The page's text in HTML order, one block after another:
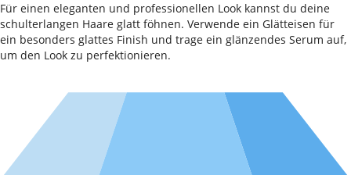
Für einen eleganten und professionellen Look kannst du deine
schulterlangen Haare glatt föhnen. Verwende ein Glätteisen für
ein besonders glattes Finish und trage ein glänzendes Serum auf,
um den Look zu perfektionieren.